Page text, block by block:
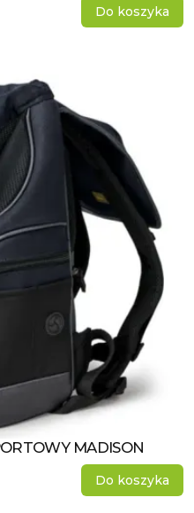
Do koszyka
MADISON
Do koszyka